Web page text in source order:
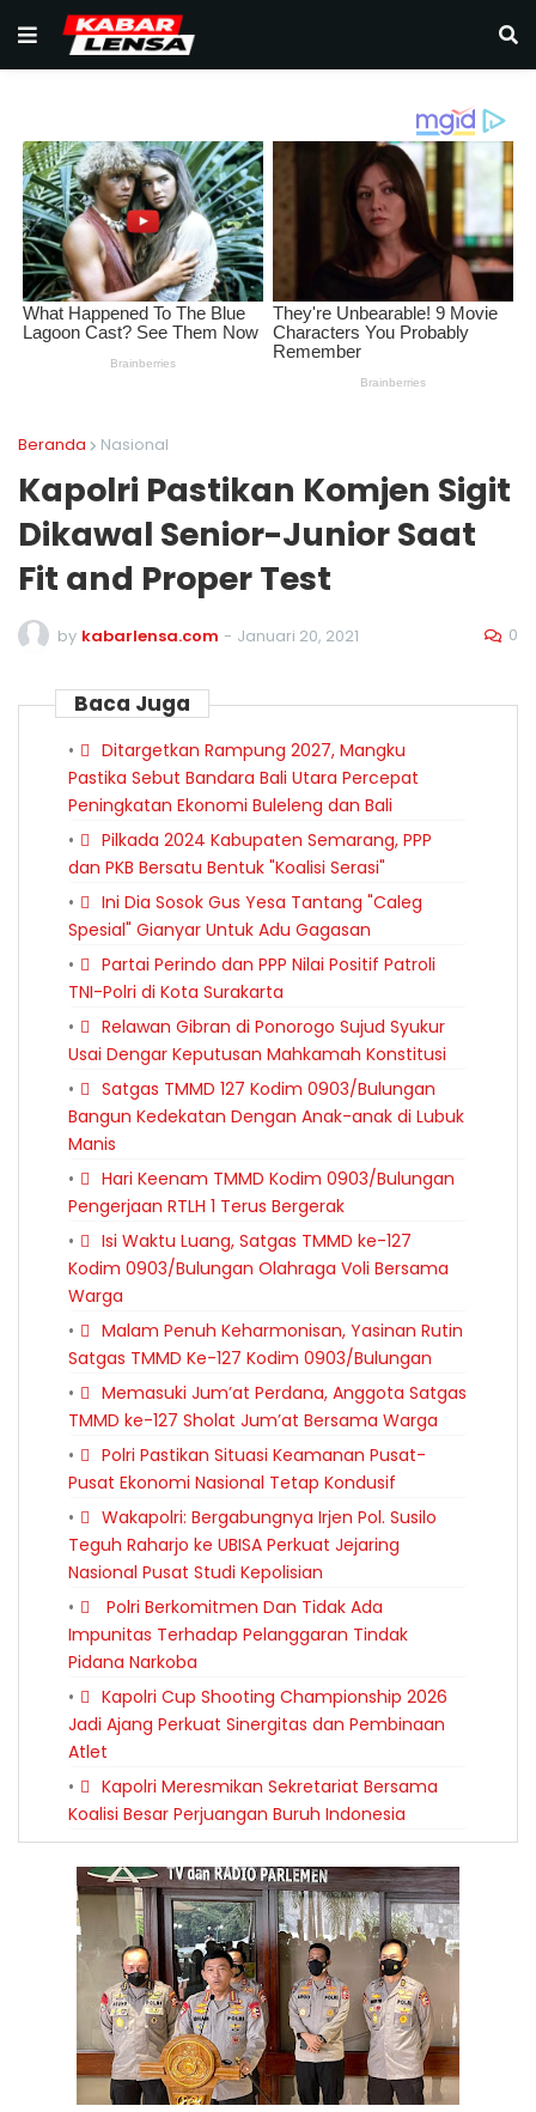
Beranda Nasional
Kapolri Pastikan Komjen Sigit
Dikawal Senior-Junior Saat
Fit and Proper Test
by kabarlensa.com - Januari 20, 2021 0
Baca Juga
Ditargetkan Rampung 2027, Mangku
Pastika Sebut Bandara Bali Utara Percepat
Peningkatan Ekonomi Buleleng dan Bali
Pilkada 2024 Kabupaten Semarang, PPP
dan PKB Bersatu Bentuk "Koalisi Serasi"
Ini Dia Sosok Gus Yesa Tantang "Caleg
Spesial" Gianyar Untuk Adu Gagasan
Partai Perindo dan PPP Nilai Positif Patroli
TNI-Polri di Kota Surakarta
Relawan Gibran di Ponorogo Sujud Syukur
Usai Dengar Keputusan Mahkamah Konstitusi
Satgas TMMD 127 Kodim 0903/Bulungan
Bangun Kedekatan Dengan Anak-anak di Lubuk
Manis
Hari Keenam TMMD Kodim 0903/Bulungan
Pengerjaan RTLH 1 Terus Bergerak
Isi Waktu Luang, Satgas TMMD ke-127
Kodim 0903/Bulungan Olahraga Voli Bersama
Warga
Malam Penuh Keharmonisan, Yasinan Rutin
Satgas TMMD Ke-127 Kodim 0903/Bulungan
Memasuki Jum’at Perdana, Anggota Satgas
TMMD ke-127 Sholat Jum’at Bersama Warga
Polri Pastikan Situasi Keamanan Pusat-
Pusat Ekonomi Nasional Tetap Kondusif
Wakapolri: Bergabungnya Irjen Pol. Susilo
Teguh Raharjo ke UBISA Perkuat Jejaring
Nasional Pusat Studi Kepolisian
Polri Berkomitmen Dan Tidak Ada
Impunitas Terhadap Pelanggaran Tindak
Pidana Narkoba
Kapolri Cup Shooting Championship 2026
Jadi Ajang Perkuat Sinergitas dan Pembinaan
Atlet
Kapolri Meresmikan Sekretariat Bersama
Koalisi Besar Perjuangan Buruh Indonesia